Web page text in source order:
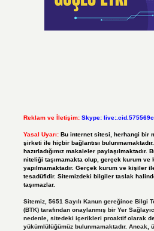
Reklam ve İletişim: Skype:
Yasal Uyarı: Bu internet sitesi, herhangi bir
şirketi ile hiçbir bağlantısı
hazırladığımız makaleler
niteliği taşımamakta olup, gerçek kurum ve
yapılmamaktadır. Gerçek kurum ve kişiler
tesadüfidir. Sitemizdeki bilgiler taslak
taşımazlar.
Sitemiz, 5651 Sayılı Kanun gereğince Bilgi
(BTK) tarafından onaylanmış bir Yer
nedenle, sitedeki içerikleri proaktif olarak
yükümlülüğümüz bulunmamaktadır. Ancak,